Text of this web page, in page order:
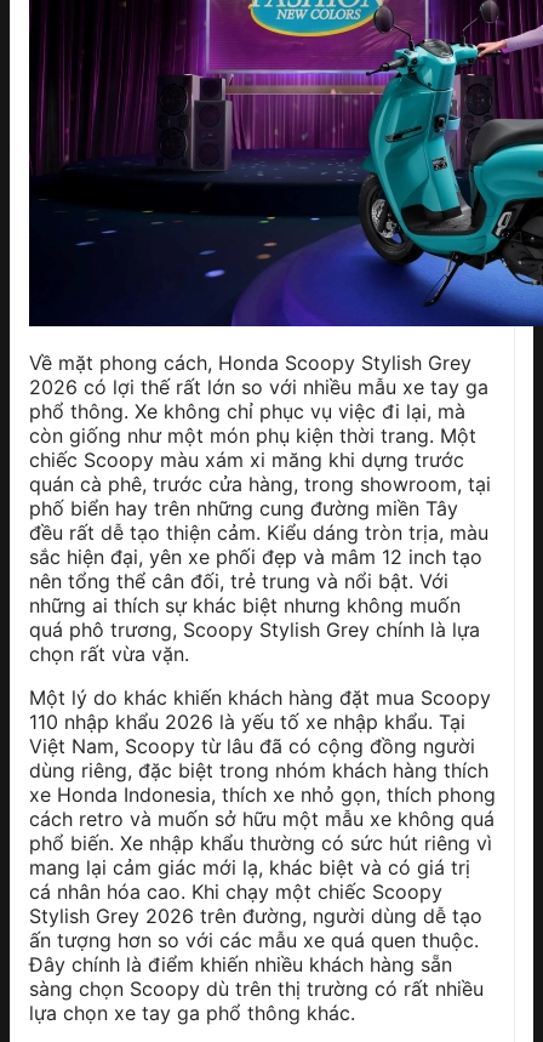
Về mặt phong cách, Honda Scoopy Stylish Grey
2026 có lợi thế rất lớn so với nhiều mẫu xe tay ga
phổ thông. Xe không chỉ phục vụ việc đi lại, mà
còn giống như một món phụ kiện thời trang. Một
chiếc Scoopy màu xám xi măng khi dựng trước
quán cà phê, trước cửa hàng, trong showroom, tại
phố biển hay trên những cung đường miền Tây
đều rất dễ tạo thiện cảm. Kiểu dáng tròn trịa, màu
sắc hiện đại, yên xe phối đẹp và mâm 12 inch tạo
nên tổng thể cân đối, trẻ trung và nổi bật. Với
những ai thích sự khác biệt nhưng không muốn
quá phô trương, Scoopy Stylish Grey chính là lựa
chọn rất vừa vặn.
Một lý do khác khiến khách hàng đặt mua Scoopy
110 nhập khẩu 2026 là yếu tố xe nhập khẩu. Tại
Việt Nam, Scoopy từ lâu đã có cộng đồng người
dùng riêng, đặc biệt trong nhóm khách hàng thích
xe Honda Indonesia, thích xe nhỏ gọn, thích phong
cách retro và muốn sở hữu một mẫu xe không quá
phổ biến. Xe nhập khẩu thường có sức hút riêng vì
mang lại cảm giác mới lạ, khác biệt và có giá trị
cá nhân hóa cao. Khi chạy một chiếc Scoopy
Stylish Grey 2026 trên đường, người dùng dễ tạo
ấn tượng hơn so với các mẫu xe quá quen thuộc.
Đây chính là điểm khiến nhiều khách hàng sẵn
sàng chọn Scoopy dù trên thị trường có rất nhiều
lựa chọn xe tay ga phổ thông khác.